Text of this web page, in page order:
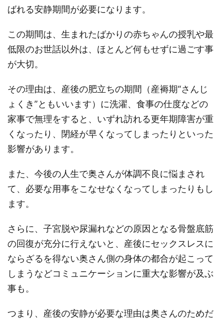
ばれる安静期間が必要になります。
この期間は、生まれたばかりの赤ちゃんの授乳や最
低限のお世話以外は、ほとんど何もせずに過ごす事
が大切。
その理由は、産後の肥立ちの期間（産褥期“さんじ
ょくき”ともいいます）に洗濯、食事の仕度などの
家事で無理をすると、いずれ訪れる更年期障害が重
くなったり、閉経が早くなってしまったりといった
影響があります。
また、今後の人生で奥さんが体調不良に悩まされ
て、必要な用事をこなせなくなってしまったりもし
ます。
さらに、子宮脱や尿漏れなどの原因となる骨盤底筋
の回復が充分に行えないと、産後にセックスレスに
ならざるを得ない奥さん側の身体の都合が起こって
しまうなどコミュニケーションに重大な影響が及ぶ
事も。
つまり、産後の安静が必要な理由は奥さんのためだ